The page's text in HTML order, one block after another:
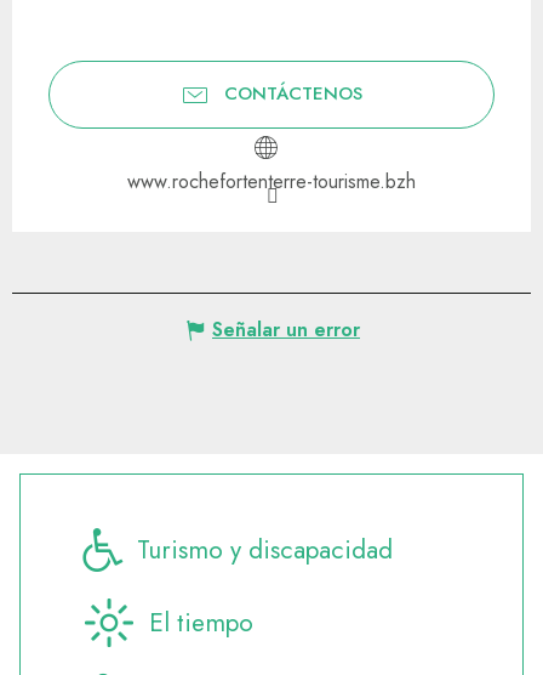
CONTÁCTENOS
www.rochefortenterre-tourisme.bzh
Señalar un error
Turismo y discapacidad
El tiempo